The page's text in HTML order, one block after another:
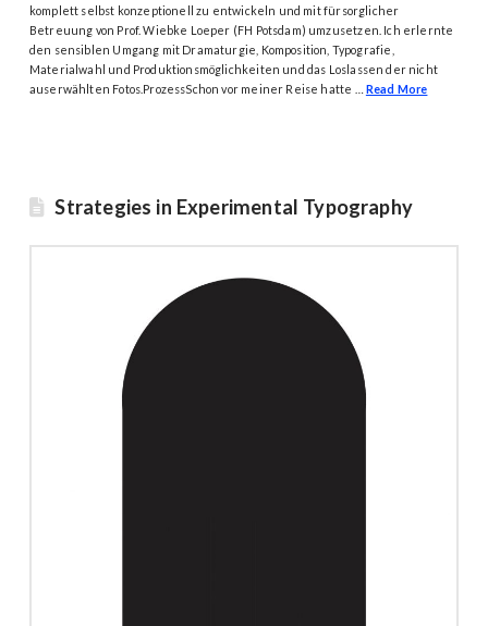
komplett selbst konzeptionell zu entwickeln und mit fürsorglicher
Betreuung von Prof. Wiebke Loeper (FH Potsdam) umzusetzen. Ich erlernte
den sensiblen Umgang mit Dramaturgie, Komposition, Typografie,
Materialwahl und Produktionsmöglichkeiten und das Loslassen der nicht
auserwählten Fotos.ProzessSchon vor meiner Reise hatte … Read More
Strategies in Experimental Typography